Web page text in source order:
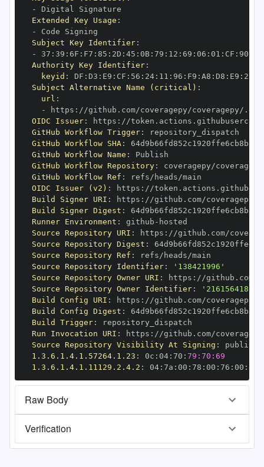
-
Extended Key Usage :
-
Subject Key Identifier:
-
37 : 39 : 6F : F7 : 85 : 2D : 45 : 0B: 79 : 12 : 69 : 06 : 01 : CF : 90
Authority Key Identifier:
keyid : DF : D3 : E9 : CF : 56 : 24: 11 : 96 : F9 : A8 : D8 : E9 : 28
Subject Alternative Name (critical) :
url :
-
https :
OIDC Issuer: https :
GitHub Workflow Trigger:
GitHub Workflow SHA:
GitHub Workflow Name :
GitHub Workflow Repository:
GitHub Workflow Ref :
OIDC Issuer (v2) : https :
Build Signer URI : https :
Build Signer Digest :
Runner Environment : github -
Source Repository URI : https :
Source Repository Digest :
Source Repository Ref :
Source Repository Identifier:
'138421996'
Source Repository Owner URI : https :
Source Repository Owner Identifier:
'216156418'
Build Config URI : https :
Build Config Digest :
Build Trigger:
Run Invocation URI : https :
Source Repository Visibility At Signing :
1.3.6.1.4.1.57264.1.23 : 0c : 04: 70 : 79:70:69
1.3.6.1.4.1.11129.2.4.2 : 04: 7a : 00 : 78 : 00 : 76 : 00 : dd
Raw Body
Verification